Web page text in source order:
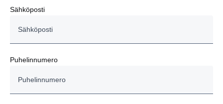
Sähköposti
Puhelinnumero